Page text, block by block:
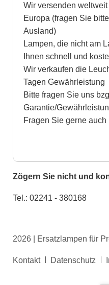
Wir versenden
Europa (fragen Sie
Ausland)
Lampen, die nicht am
Ihnen schnell und
Wir verkaufen die
Tagen Gewährleistung
Bitte fragen Sie uns
Garantie/
Fragen Sie gerne
Zögern Sie nicht und
Tel.: 02241 - 380168
2026 | Ersatzlampen für
Navigation
Kontakt Datenschutz